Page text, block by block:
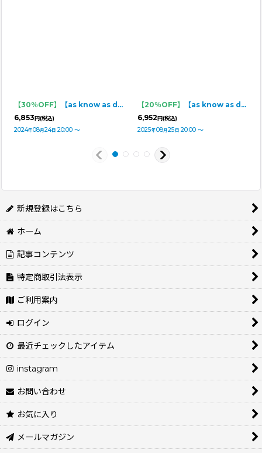
【30％OFF】
【as know as de wan】 ＮルーズリードットＰＴ
6,853円(税込)
2024年08月24日 20:00 ～
【20％OFF】
【as know as de wan】Ｎデリシャス☆PO
6,952円(税込)
2025年08月25 日 20:00 ～
新規登録はこちら
ホーム
記事コンテンツ
特定商取引法表示
ご利用案内
ログイン
最近チェックしたアイテム
instagram
お問い合わせ
お気に入り
メールマガジン